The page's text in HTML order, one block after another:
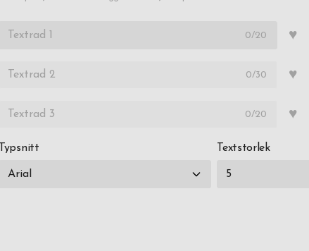
0/20 ♥
0/30 ♥
0/20 ♥
Typsnitt Textstorlek